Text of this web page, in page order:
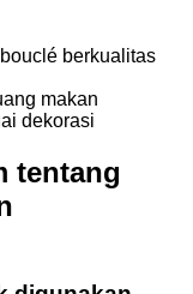
berkualitas
makan
dekorasi
tentang